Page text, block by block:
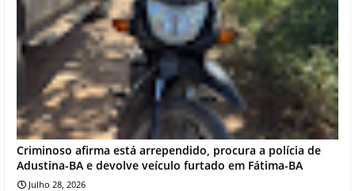
Criminoso afirma está arrependido, procura a polícia de
Adustina-BA e devolve veículo furtado em Fátima-BA
Julho 28, 2026